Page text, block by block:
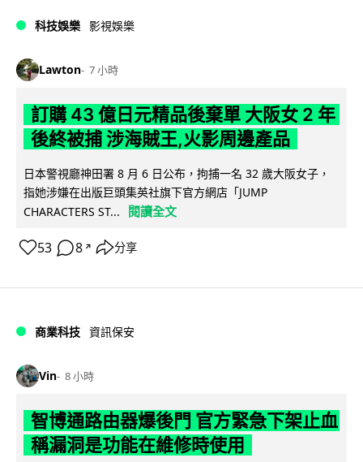
科技娛樂 影視娛樂
Lawton 7 小時
訂購 43 億日元精品後棄單 大阪女 2 年
後終被捕 涉海賊王,火影周邊產品
日本警視廳神田署 8 月 6 日公布，拘捕一名 32 歲大阪女子，
指她涉嫌在出版巨頭集英社旗下官方網店「JUMP
CHARACTERS ST...
閱讀全文
53 8 ↗ 分享
商業科技 資訊保安
Vin 8 小時
智博通路由器爆後門 官方緊急下架止血
稱漏洞是功能在維修時使用